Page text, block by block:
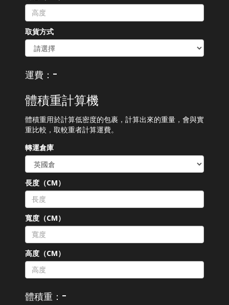
取貨方式
運費： -
體積重計算機
體積重用於計算低密度的包裹，計算出來的重量，會與實
重比較，取較重者計算運費。
轉運倉庫
長度（CM）
寬度（CM）
高度（CM）
體積重： -